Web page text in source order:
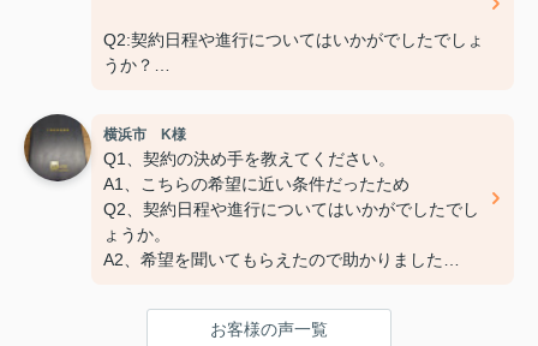
Q2:契約日程や進行についてはいかがでしたでしょ
うか？
Q3:担当スタッフの対応についてや、その他ご意
見・ご感想などがございましたらお聞かせくださ
い。
A:素晴らしい １００点
横浜市 K様
Q1、契約の決め手を教えてください。
A1、こちらの希望に近い条件だったため
Q2、契約日程や進行についてはいかがでしたでし
ょうか。
A2、希望を聞いてもらえたので助かりました
見・ご感想をお聞かせください。
A3 親切な対応で、安心してお任せ出来ました
お客様の声一覧